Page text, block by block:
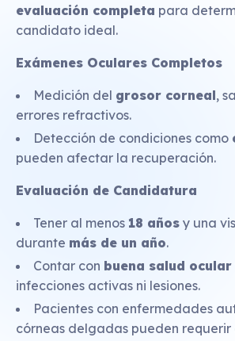
evaluación completa para
candidato ideal.
Exámenes Oculares Completos
Medición del grosor corneal,
errores refractivos.
Detección de condiciones como
pueden afectar la recuperación.
Evaluación de Candidatura
Tener al menos 18 años y una
durante más de un año.
Contar con buena salud
infecciones activas ni lesiones.
Pacientes con enfermedades
córneas delgadas pueden